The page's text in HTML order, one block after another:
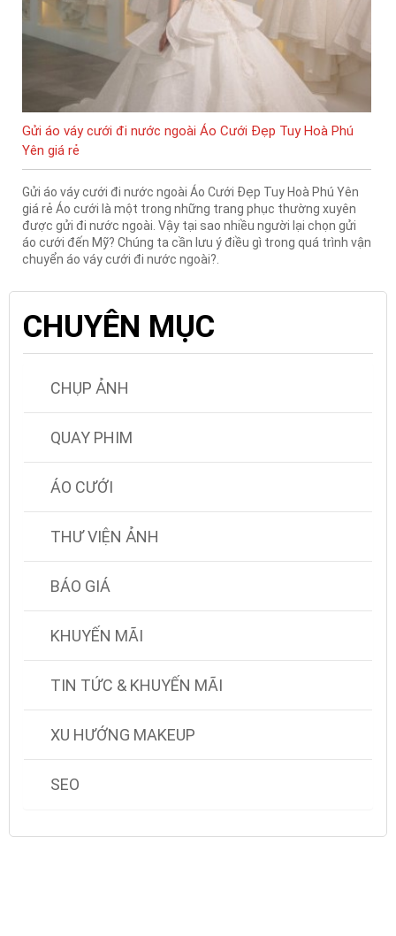
Gửi áo váy cưới đi nước ngoài Áo Cưới Đẹp Tuy Hoà Phú
Yên giá rẻ
Gửi áo váy cưới đi nước ngoài Áo Cưới Đẹp Tuy Hoà Phú Yên
giá rẻ Áo cưới là một trong những trang phục thường xuyên
được gửi đi nước ngoài. Vậy tại sao nhiều người lại chọn gửi
áo cưới đến Mỹ? Chúng ta cần lưu ý điều gì trong quá trình vận
chuyển áo váy cưới đi nước ngoài?.
CHUYÊN MỤC
CHỤP ẢNH
QUAY PHIM
ÁO CƯỚI
THƯ VIỆN ẢNH
BÁO GIÁ
KHUYẾN MÃI
TIN TỨC & KHUYẾN MÃI
XU HƯỚNG MAKEUP
SEO